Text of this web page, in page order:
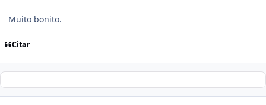
Muito bonito.
Citar